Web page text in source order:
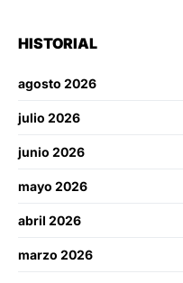
HISTORIAL
agosto 2026
julio 2026
junio 2026
mayo 2026
abril 2026
marzo 2026